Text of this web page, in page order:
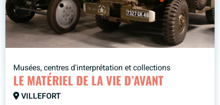
Musées, centres d'interprétation et collections
LE MATÉRIEL DE LA VIE D’AVANT
VILLEFORT